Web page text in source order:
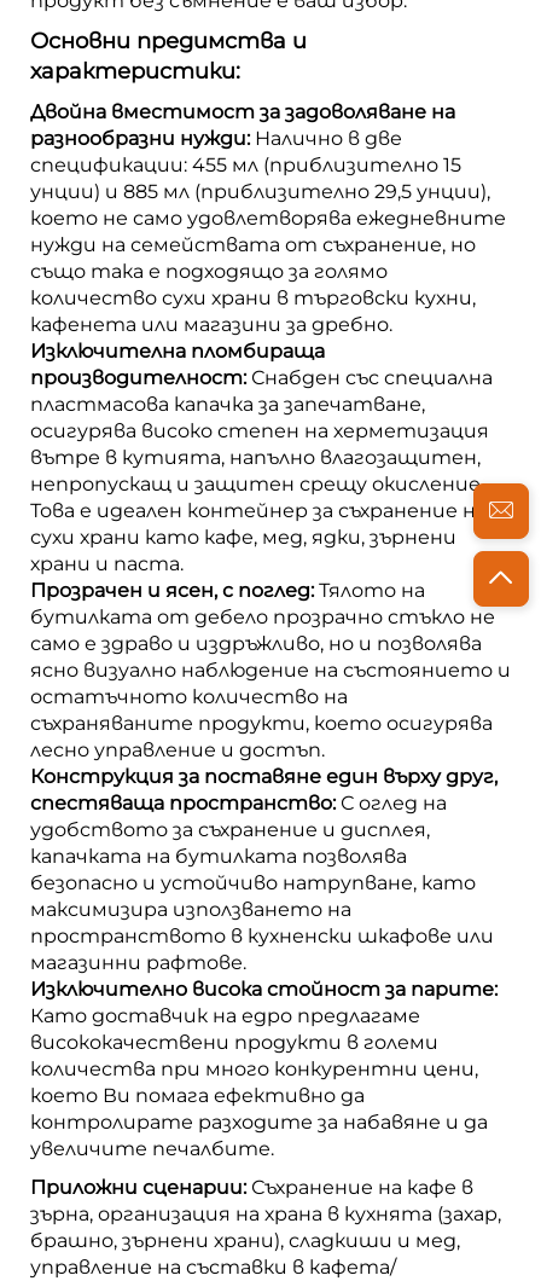
Основни предимства и
характеристики:
Двойна вместимост за задоволяване на
разнообразни нужди: Налично в две
спецификации: 455 мл (приблизително 15
унции) и 885 мл (приблизително 29,5 унции),
което не само удовлетворява ежедневните
нужди на семействата от съхранение, но
също така е подходящо за голямо
количество сухи храни в търговски кухни,
кафенета или магазини за дребно.
Изключителна пломбираща
производителност: Снабден със специална
пластмасова капачка за запечатване,
осигурява високо степен на херметизация
вътре в кутията, напълно влагозащитен,
непропускащ и защитен срещу окисление.
Това е идеален контейнер за съхранение на
сухи храни като кафе, мед, ядки, зърнени
храни и паста.
Прозрачен и ясен, с поглед:Тялото на
бутилката от дебело прозрачно стъкло не
само е здраво и издръжливо, но и позволява
ясно визуално наблюдение на състоянието и
остатъчното количество на
съхраняваните продукти, което осигурява
лесно управление и достъп.
Конструкция за поставяне един върху друг,
спестяваща пространство: С оглед на
удобството за съхранение и дисплея,
капачката на бутилката позволява
безопасно и устойчиво натрупване, като
максимизира използването на
пространството в кухненски шкафове или
магазинни рафтове.
Изключително висока стойност за парите:
Като доставчик на едро предлагаме
висококачествени продукти в големи
количества при много конкурентни цени,
което Ви помага ефективно да
контролирате разходите за набавяне и да
увеличите печалбите.
Приложни сценарии: Съхранение на кафе в
зърна, организация на храна в кухнята (захар,
брашно, зърнени храни), сладкиши и мед,
управление на съставки в кафета/